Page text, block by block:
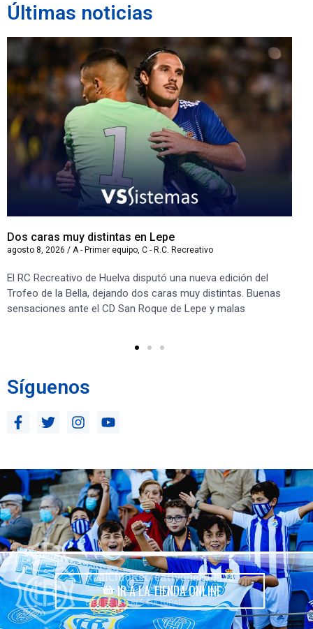
Últimas noticias
Dos caras muy distintas en Lepe
agosto 8, 2026 / A - Primer equipo C - R.C. Recreativo
El RC Recreativo de Huelva disputó una nueva edición del
Trofeo de la Bella, dejando dos caras muy distintas. Buenas
sensaciones ante el CD San Roque de Lepe y malas
Síguenos
IR A LA TIENDA ONLINE